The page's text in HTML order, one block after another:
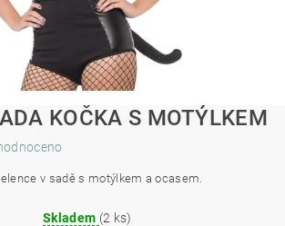
KOČKA S MOTÝLKEM
v sadě s motýlkem a ocasem.
Skladem (2 ks)